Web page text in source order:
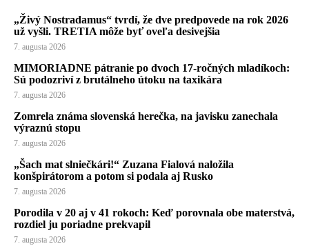
„Živý Nostradamus“ tvrdí, že dve predpovede na rok 2026
už vyšli. TRETIA môže byť oveľa desivejšia
7. augusta 2026
MIMORIADNE pátranie po dvoch 17-ročných mladíkoch:
Sú podozriví z brutálneho útoku na taxikára
7. augusta 2026
Zomrela známa slovenská herečka, na javisku zanechala
výraznú stopu
7. augusta 2026
„Šach mat slniečkári!“ Zuzana Fialová naložila
konšpirátorom a potom si podala aj Rusko
7. augusta 2026
Porodila v 20 aj v 41 rokoch: Keď porovnala obe materstvá,
rozdiel ju poriadne prekvapil
7. augusta 2026